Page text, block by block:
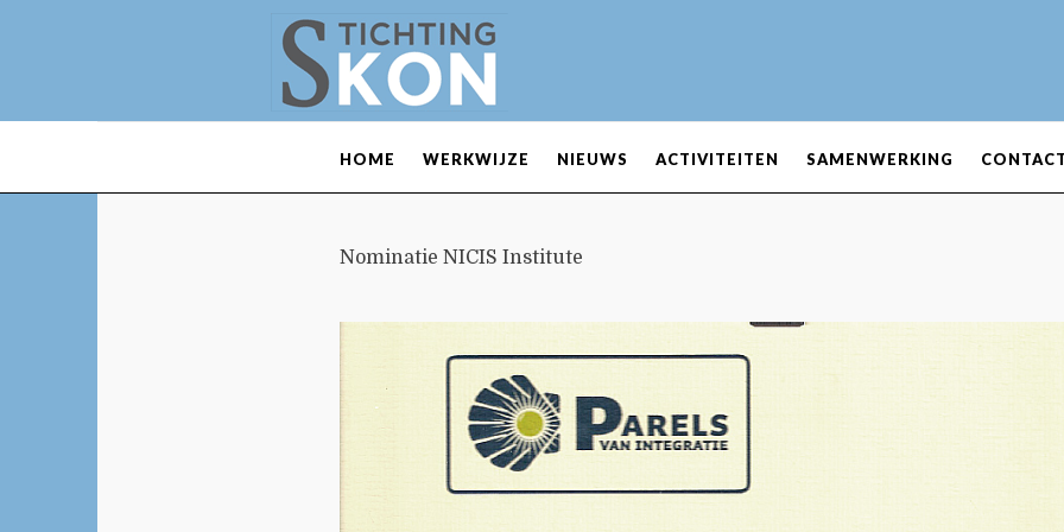
HOME WERKWIJZE NIEUWS ACTIVITEITEN SAMENWERKING
Nominatie NICIS Institute